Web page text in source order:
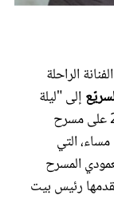
الراحلة
إلى "ليلة
وفاء" مختلفة، ستُقام بتاريخ 13 مايو 2026 على مسرح
التي
المسرح
رئيس بيت